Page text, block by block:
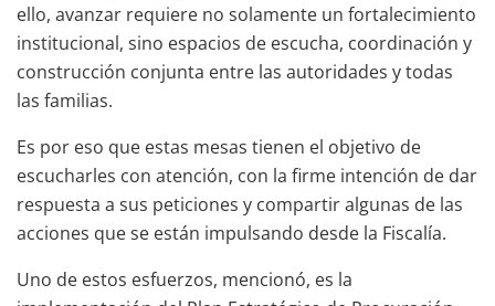
ello, avanzar requiere no solamente un fortalecimiento
institucional, sino espacios de escucha, coordinación y
construcción conjunta entre las autoridades y todas
las familias.
Es por eso que estas mesas tienen el objetivo de
escucharles con atención, con la firme intención de dar
respuesta a sus peticiones y compartir algunas de las
acciones que se están impulsando desde la Fiscalía.
Uno de estos esfuerzos, mencionó, es la